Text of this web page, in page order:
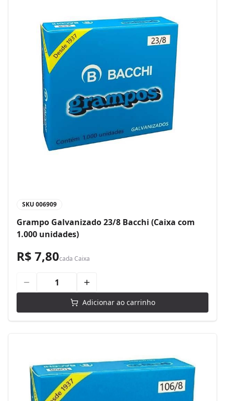
SKU 006909
Grampo Galvanizado 23/8 Bacchi (Caixa com
1.000 unidades)
R$ 7,80cada Caixa
Adicionar ao carrinho